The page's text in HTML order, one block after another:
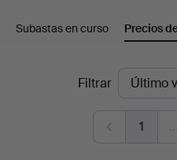
de
Kenneth
Svensson
Subastas en curso Precios
Filtrar
1 …